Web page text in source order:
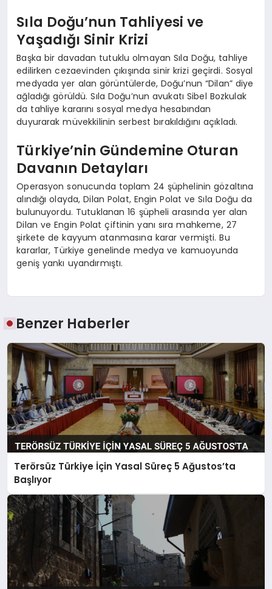
Sıla Doğu’nun Tahliyesi ve
Yaşadığı Sinir Krizi
Başka bir davadan tutuklu olmayan Sıla Doğu, tahliye
edilirken cezaevinden çıkışında sinir krizi geçirdi. Sosyal
medyada yer alan görüntülerde, Doğu’nun “Dilan” diye
ağladığı görüldü. Sıla Doğu’nun avukatı Sibel Bozkulak
da tahliye kararını sosyal medya hesabından
duyurarak müvekkilinin serbest bırakıldığını açıkladı.
Türkiye’nin Gündemine Oturan
Davanın Detayları
Operasyon sonucunda toplam 24 şüphelinin gözaltına
alındığı olayda, Dilan Polat, Engin Polat ve Sıla Doğu da
bulunuyordu. Tutuklanan 16 şüpheli arasında yer alan
Dilan ve Engin Polat çiftinin yanı sıra mahkeme, 27
şirkete de kayyum atanmasına karar vermişti. Bu
kararlar, Türkiye genelinde medya ve kamuoyunda
geniş yankı uyandırmıştı.
Benzer Haberler
Terörsüz Türkiye İçin Yasal Süreç 5 Ağustos’ta
Başlıyor